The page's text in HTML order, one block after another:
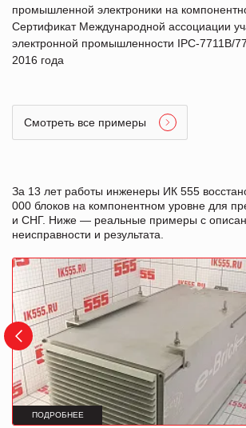
промышленной электроники на
Сертификат Международной ассоциации
электронной промышленности IPC-7711B/
2016 года
Смотреть все примеры
За 13 лет работы инженеры ИК 555
000 блоков на компонентном уровне для
и СНГ. Ниже — реальные примеры с
неисправности и результата.
ПОДРОБНЕЕ